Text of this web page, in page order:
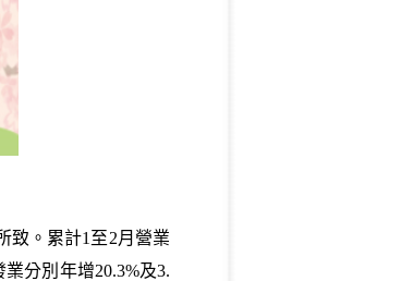
致。累計1至2月營業
分別年增20.3%及3.